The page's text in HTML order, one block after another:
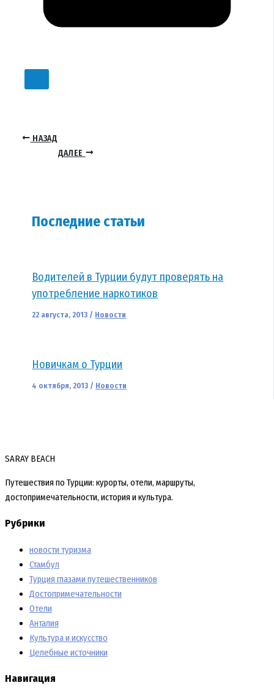
НАЗАД
ДАЛЕЕ
Последние статьи
Водителей в Турции будут проверять на
употребление наркотиков
22 августа, 2013 / Новости
Новичкам о Турции
4 октября, 2013 / Новости
SARAY BEACH
Путешествия по Турции: курорты, отели, маршруты,
достопримечательности, история и культура.
Рубрики
новости туризма
Стамбул
Турция глазами путешественников
Достопримечательности
Отели
Анталия
Культура и искусство
Целебные источники
Навигация